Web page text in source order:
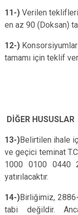
11-) Verilen
en az 90 (Doksan)
12-)
tamamı için teklif
DİĞER HUSUSLAR
13-)Belirtilen ihale
ve geçici teminat
1000 0100 0440
yatırılacaktır.
14-)Birliğimiz,
tabi değildir.